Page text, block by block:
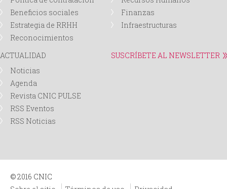
Beneficios sociales
Estrategia de RRHH
Reconocimientos
Finanzas
Infraestructuras
ACTUALIDAD
Noticias
Agenda
Revista CNIC PULSE
RSS Eventos
RSS Noticias
SUSCRÍBETE AL NEWSLETTER
© 2016 CNIC